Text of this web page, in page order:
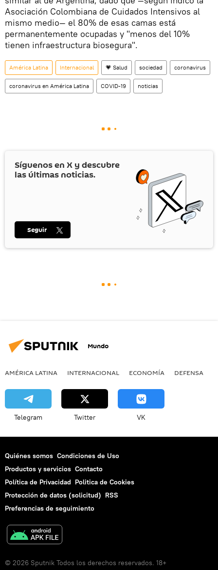
Asociación Colombiana de Cuidados Intensivos al
mismo medio— el 80% de esas camas está
permanentemente ocupadas y "menos del 10%
tienen infraestructura biosegura".
América Latina Internacional 💗 Salud sociedad coronavirus
coronavirus en América Latina COVID-19 noticias
Síguenos en X y descubre
las últimas noticias.
Seguir
Mundo
AMÉRICA LATINA INTERNACIONAL ECONOMÍA DEFENSA
Telegram Twitter VK
Quiénes somos Condiciones de Uso
Productos y servicios Contacto
Política de Privacidad Politica de Cookies
Protección de datos (solicitud) RSS
Preferencias de seguimiento
© 2026 Sputnik Todos los derechos reservados. 18+